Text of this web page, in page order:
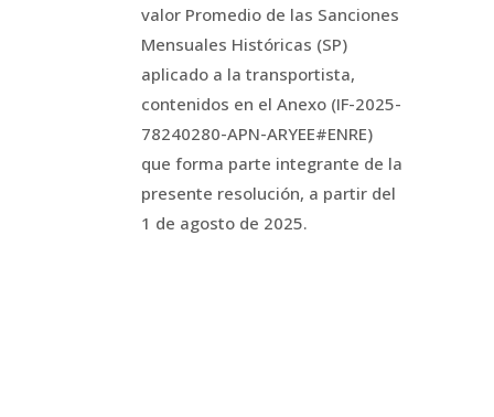
valor Promedio de las Sanciones
Mensuales Históricas (SP)
aplicado a la transportista,
contenidos en el Anexo (IF-2025-
78240280-APN-ARYEE#ENRE)
que forma parte integrante de la
presente resolución, a partir del
1 de agosto de 2025.